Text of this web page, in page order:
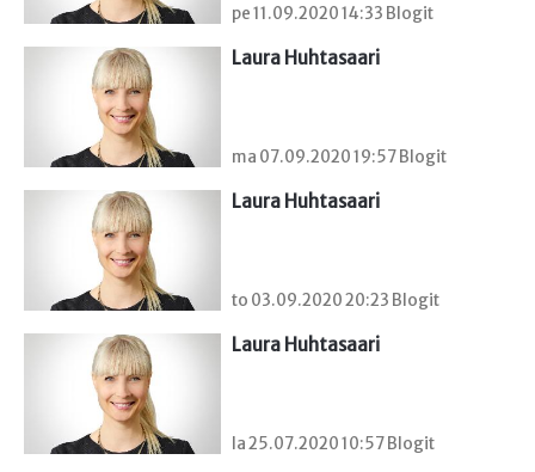
pe 11.09.2020 14:33 Blogit
Laura Huhtasaari
ma 07.09.2020 19:57 Blogit
Laura Huhtasaari
to 03.09.2020 20:23 Blogit
Laura Huhtasaari
la 25.07.2020 10:57 Blogit